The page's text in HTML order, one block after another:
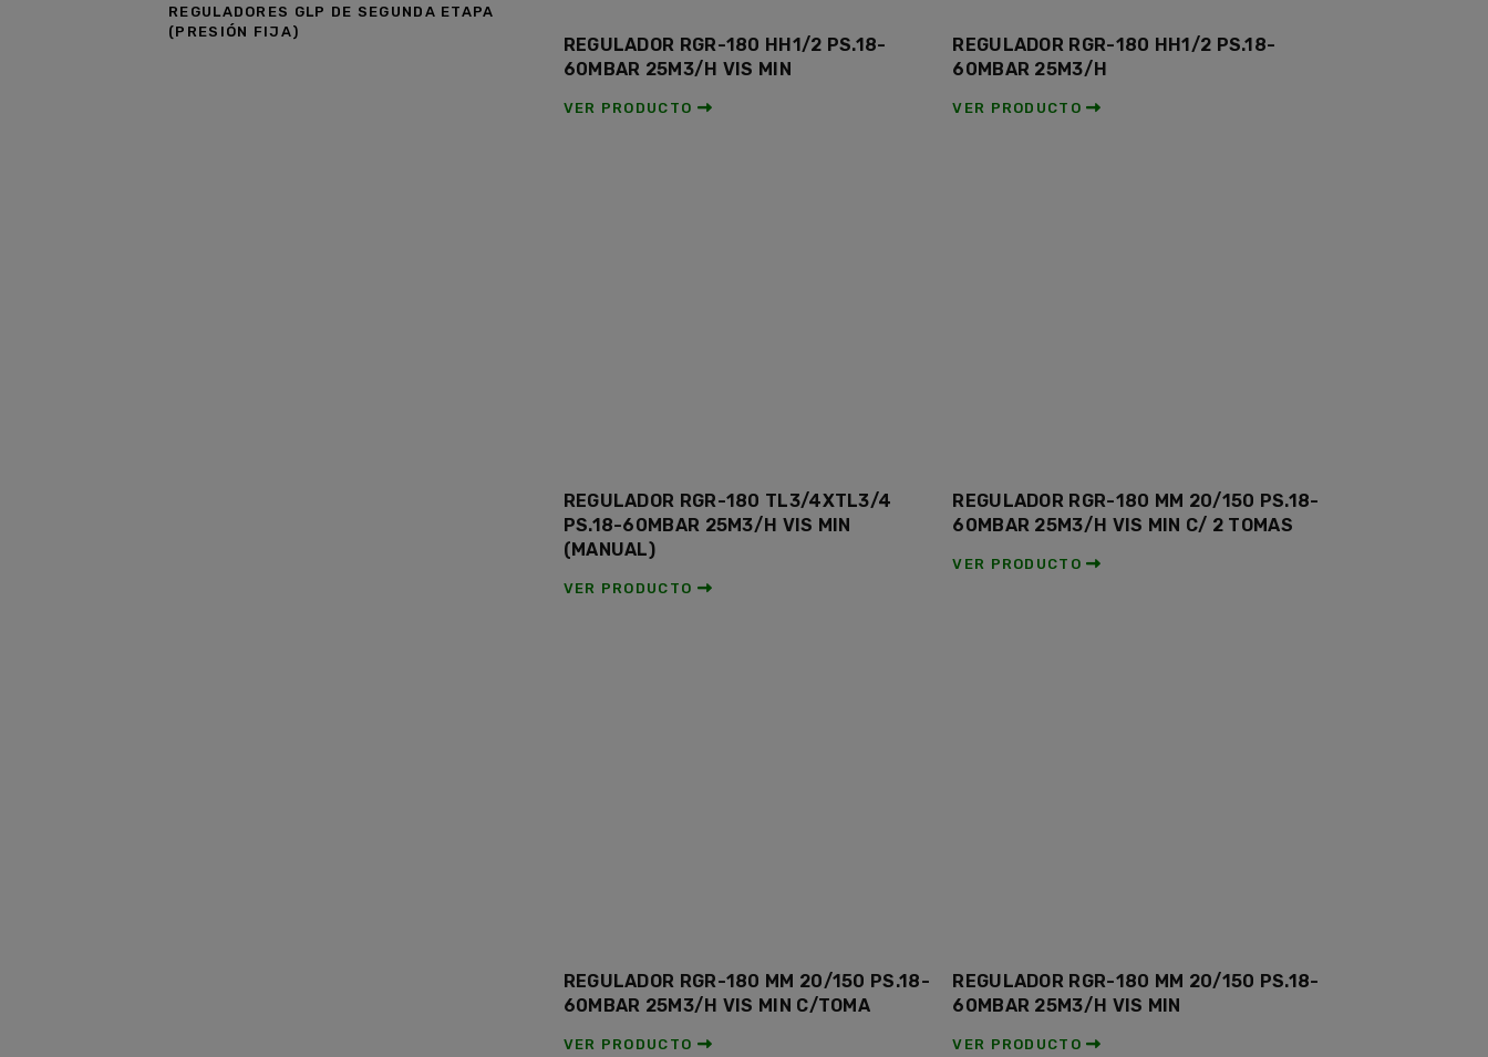
REGULADORES GLP DE SEGUNDA ETAPA
(PRESIÓN FIJA)
REGULADOR RGR-180 HH1/2 PS.18-
60MBAR 25M3/H VIS MIN
VER PRODUCTO
REGULADOR RGR-180 HH1/2 PS.18-
60MBAR 25M3/H
VER PRODUCTO
REGULADOR RGR-180 TL3/4XTL3/4
PS.18-60MBAR 25M3/H VIS MIN
(MANUAL)
VER PRODUCTO
REGULADOR RGR-180 MM 20/150 PS.18-
60MBAR 25M3/H VIS MIN C/ 2 TOMAS
VER PRODUCTO
REGULADOR RGR-180 MM 20/150 PS.18-
60MBAR 25M3/H VIS MIN C/TOMA
VER PRODUCTO
REGULADOR RGR-180 MM 20/150 PS.18-
60MBAR 25M3/H VIS MIN
VER PRODUCTO